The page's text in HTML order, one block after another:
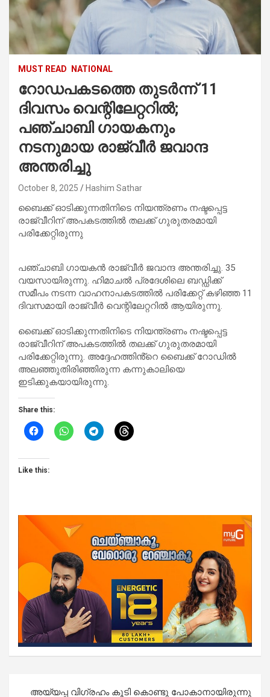
MUST READ NATIONAL
റോഡപകടത്തെ തുടർന്ന് 11
ദിവസം വെന്റിലേറ്ററിൽ;
പഞ്ചാബി ഗായകനും
നടനുമായ രാജ്‌വീർ ജവാന്ദ
അന്തരിച്ചു
October 8, 2025 Hashim Sathar
ബൈക്ക് ഓടിക്കുന്നതിനിടെ നിയന്ത്രണം നഷ്ടപ്പെട്ട
രാജ്‌വീറിന് അപകടത്തിൽ തലക്ക് ഗുരുതരമായി
പരിക്കേറ്റിരുന്നു
പഞ്ചാബി ഗായകൻ രാജ്‌വീർ ജവാന്ദ അന്തരിച്ചു. 35
വയസായിരുന്നു. ഹിമാചൽ പ്രദേശിലെ ബഡ്ഡിക്ക്
സമീപം നടന്ന വാഹനാപകടത്തിൽ പരിക്കേറ്റ് കഴിഞ്ഞ 11
ദിവസമായി രാജ്‌വീർ വെന്റിലേറ്ററിൽ ആയിരുന്നു.
ബൈക്ക് ഓടിക്കുന്നതിനിടെ നിയന്ത്രണം നഷ്ടപ്പെട്ട
രാജ്‌വീറിന് അപകടത്തിൽ തലക്ക് ഗുരുതരമായി
പരിക്കേറ്റിരുന്നു. അദ്ദേഹത്തിൻ്റെ ബൈക്ക് റോഡിൽ
അലഞ്ഞുതിരിഞ്ഞിരുന്ന കന്നുകാലിയെ
ഇടിക്കുകയായിരുന്നു.
Share this:
Like this:
അയ്യപ്പ വിഗ്രഹം കൂടി കൊണ്ടു പോകാനായിരുന്നു